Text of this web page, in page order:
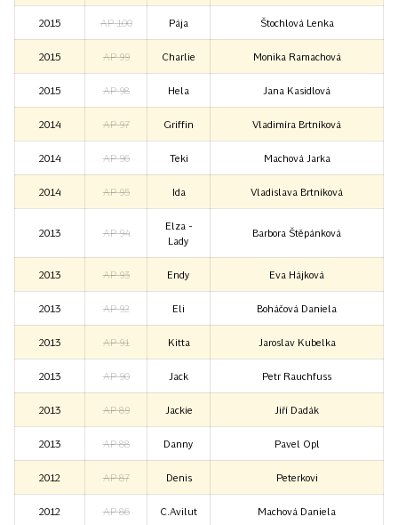
2015 AP 100 Pája Štochlová Lenka
2015 AP 99 Charlie Monika Ramachová
2015 AP 98 Hela Jana Kasidlová
2014 AP 97 Griffin Vladimíra Brtníková
2014 AP 96 Teki Machová Jarka
2014 AP 95 Ida Vladislava Brtníková
2013 AP 94
Elza -
Lady
Barbora Štěpánková
2013 AP 93 Endy Eva Hájková
2013 AP 92 Eli Boháčová Daniela
2013 AP 91 Kitta Jaroslav Kubelka
2013 AP 90 Jack Petr Rauchfuss
2013 AP 89 Jackie Jiří Dadák
2013 AP 88 Danny Pavel Opl
2012 AP 87 Denis Peterkovi
2012 AP 86 C.Avilut Machová Daniela